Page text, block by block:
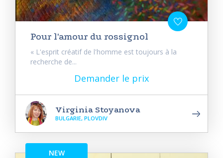
Pour l'amour du rossignol
« L'esprit créatif de l'homme est toujours à la
recherche de...
Demander le prix
Virginia Stoyanova
BULGARIE, PLOVDIV
NEW